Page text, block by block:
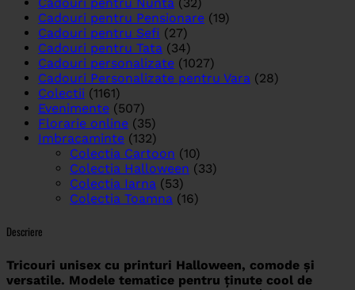
Cadouri pentru Pensionare (19)
Cadouri pentru Sefi (27)
Cadouri pentru Tata (34)
Cadouri personalizate (1027)
Cadouri Personalizate pentru Vara (28)
Colectii (1161)
Evenimente (507)
Florarie online (35)
Imbracaminte (132)
Colectia Cartoon (10)
Colectia Halloween (33)
Colectia Iarna (53)
Colectia Toamna (16)
Descriere
Tricouri unisex cu printuri Halloween, comode și
versatile. Modele tematice pentru ținute cool de